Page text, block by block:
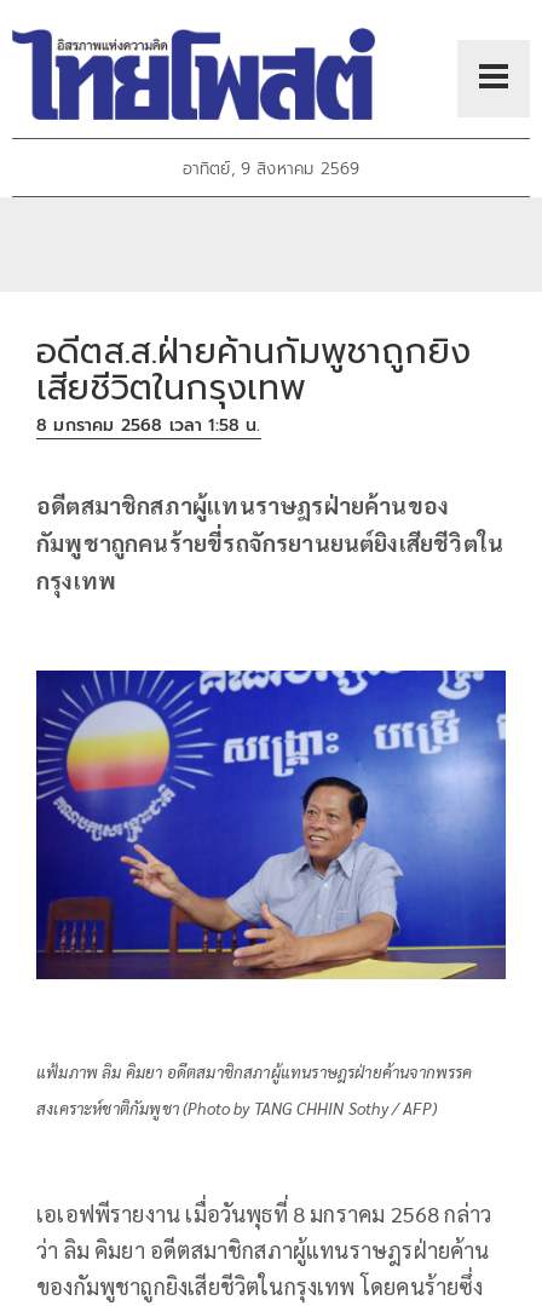
อาทิตย์, 9 สิงหาคม 2569
อดีตส.ส.ฝ่ายค้านกัมพูชาถูกยิง
เสียชีวิตในกรุงเทพ
8 มกราคม 2568 เวลา 1:58 น.
อดีตสมาชิกสภาผู้แทนราษฎรฝ่ายค้านของ
กัมพูชาถูกคนร้ายขี่รถจักรยานยนต์ยิงเสียชีวิตใน
กรุงเทพ
แฟ้มภาพ ลิม คิมยา อดีตสมาชิกสภาผู้แทนราษฎรฝ่ายค้านจากพรรค
สงเคราะห์ชาติกัมพูชา (Photo by TANG CHHIN Sothy / AFP)
เอเอฟพีรายงาน เมื่อวันพุธที่ 8 มกราคม 2568 กล่าว
ว่า ลิม คิมยา อดีตสมาชิกสภาผู้แทนราษฎรฝ่ายค้าน
ของกัมพูชาถูกยิงเสียชีวิตในกรุงเทพ โดยคนร้ายซึ่ง